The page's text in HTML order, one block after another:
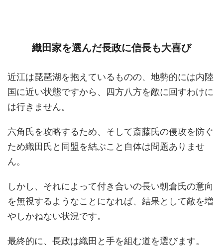
織田家を選んだ長政に信長も大喜び
近江は琵琶湖を抱えているものの、地勢的には内陸
国に近い状態ですから、四方八方を敵に回すわけに
は行きません。
六角氏を攻略するため、そして斎藤氏の侵攻を防ぐ
ため織田氏と同盟を結ぶこと自体は問題ありませ
ん。
しかし、それによって付き合いの長い朝倉氏の意向
を無視するようなことになれば、結果として敵を増
やしかねない状況です。
最終的に、長政は織田と手を組む道を選びます。